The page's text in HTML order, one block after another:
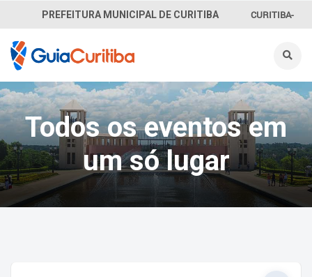
PREFEITURA MUNICIPAL DE CURITIBA CURITIBA-
INFORMAÇÃO
SECRETARIAS
Todos os eventos em
um só lugar